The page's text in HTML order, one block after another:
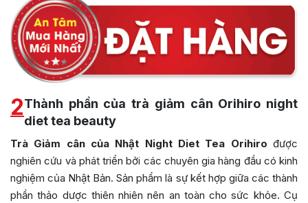
2Thành phần của trà giảm cân Orihiro night
diet tea beauty
Trà Giảm cân của Nhật Night Diet Tea Orihiro được
nghiên cứu và phát triển bởi các chuyên gia hàng đầu có kinh
nghiệm của Nhật Bản. Sản phẩm là sự kết hợp giữa các thành
phần thảo dược thiên nhiên nên an toàn cho sức khỏe. Cụ